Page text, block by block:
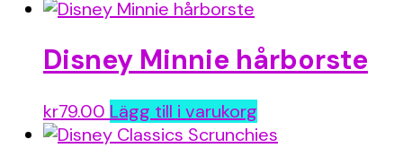
Disney Minnie hårborste
kr79.00 Lägg till i varukorg